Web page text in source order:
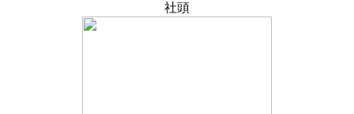
社頭